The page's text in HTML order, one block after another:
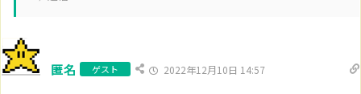
匿名 ゲスト 2022年12月10日 14:57